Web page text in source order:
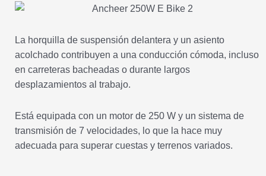
La horquilla de suspensión delantera y un asiento
acolchado contribuyen a una conducción cómoda, incluso
en carreteras bacheadas o durante largos
desplazamientos al trabajo.
Está equipada con un motor de 250 W y un sistema de
transmisión de 7 velocidades, lo que la hace muy
adecuada para superar cuestas y terrenos variados.